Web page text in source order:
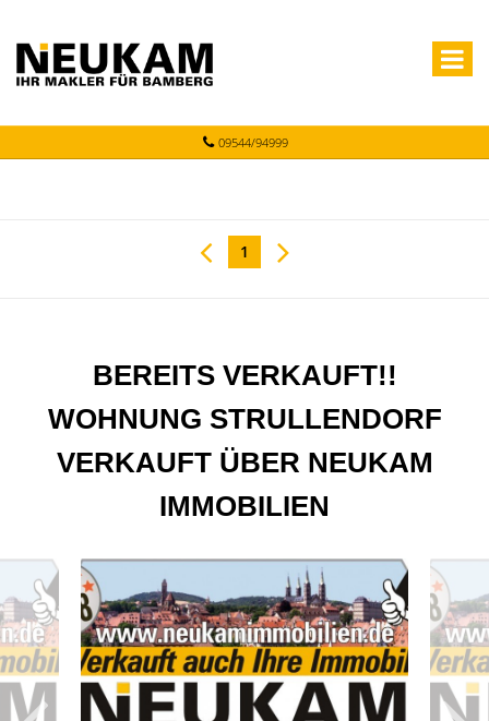
09544/94999
1
BEREITS VERKAUFT!!
WOHNUNG STRULLENDORF
VERKAUFT ÜBER NEUKAM
IMMOBILIEN